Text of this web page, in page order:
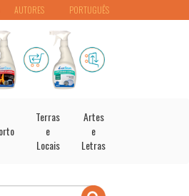
PORTUGUÊS
AUTORES
Terras
e
Locais
Artes
e
Letras